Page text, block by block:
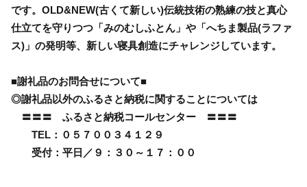
です。OLD&NEW(古くて新しい)伝統技術の熟練の技と真心
仕立てを守りつつ「みのむしふとん」や「へちま製品(ラファ
ス)」の発明等、新しい寝具創造にチャレンジしています。
■謝礼品のお問合せについて■
◎謝礼品以外のふるさと納税に関することについては
〓〓〓 ふるさと納税コールセンター 〓〓〓
TEL：０５７００３４１２９
受付：平日／９：３０～１７：００